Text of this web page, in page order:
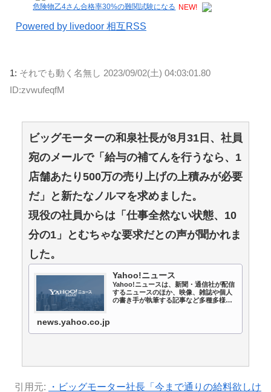
危険物乙4さん合格率30%の難関試験になる NEW!
Powered by livedoor 相互RSS
1: それでも動く名無し 2023/09/02(土) 04:03:01.80
ID:zvwufeqfM
ビッグモーターの和泉社長が8月31日、社員
宛のメールで「給与の補てんを行うなら、1
店舗あたり500万の売り上げの上積みが必要
だ」と新たなノルマを求めました。
現役の社員からは「仕事全然ない状態、10
分の1」とむちゃな要求だとの声が聞かれま
した。
Yahoo!ニュース
Yahoo!ニュースは、新聞・通信社が配信
するニュースのほか、映像、雑誌や個人
の書き手が執筆する記事など多種多様な
news.yahoo.co.jp
引用元: ・ビッグモーター社長「今まで通りの給料欲しけ